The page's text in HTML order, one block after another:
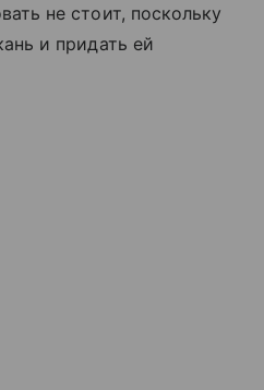
не стоит, поскольку
и придать ей